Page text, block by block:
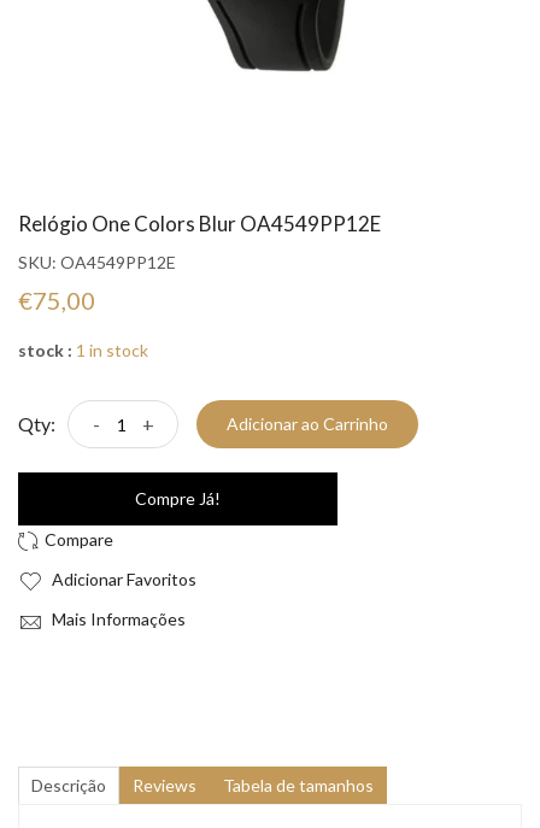
Relógio One Colors Blur OA4549PP12E
SKU: OA4549PP12E
€75,00
stock : 1 in stock
Qty: - + Adicionar ao Carrinho
Compre Já!
Adicionar Favoritos
Mais Informações
Descrição Reviews Tabela de tamanhos